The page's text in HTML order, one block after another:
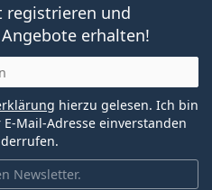
registrieren und
erhalten!
Newsletter.
hierzu gelesen. Ich bin
Mail-Adresse einverstanden